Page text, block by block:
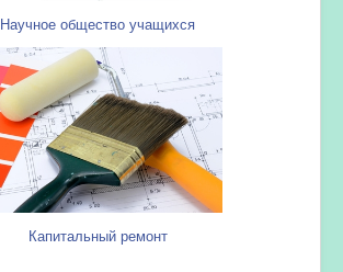
Научное общество учащихся
Капитальный ремонт